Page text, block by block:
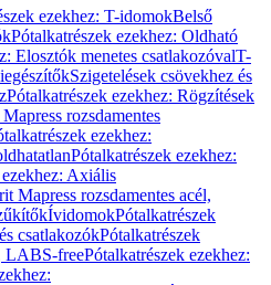
ezekhez: T-idomokBelső
Pótalkatrészek ezekhez: Oldható
Elosztók menetes csatlakozóvalT-
Szigetelések csövekhez és
Pótalkatrészek ezekhez: Rögzítések
rozsdamentes
ezekhez:
Pótalkatrészek ezekhez:
Axiális
Mapress rozsdamentes acél,
ÍvidomokPótalkatrészek
csatlakozókPótalkatrészek
LABS-freePótalkatrészek ezekhez: